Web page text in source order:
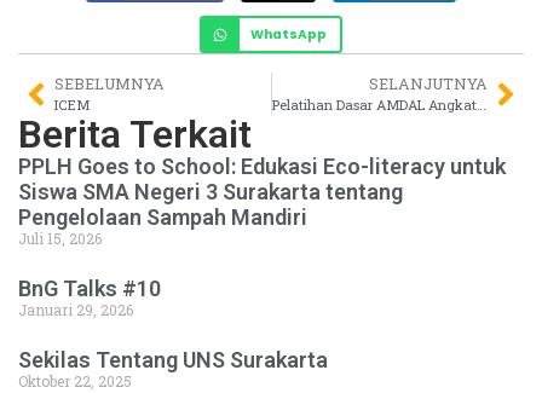
WhatsApp
SEBELUMNYA
ICEM
SELANJUTNYA
Pelatihan Dasar AMDAL Angkatan 88: PPLH LPPM UNS dan Pusdiklat SDM KLHK Sukses Selenggarakan Pelatihan bagi OPD Sukoharjo
Berita Terkait
PPLH Goes to School: Edukasi Eco-literacy untuk
Siswa SMA Negeri 3 Surakarta tentang
Pengelolaan Sampah Mandiri
Juli 15, 2026
BnG Talks #10
Januari 29, 2026
Sekilas Tentang UNS Surakarta
Oktober 22, 2025